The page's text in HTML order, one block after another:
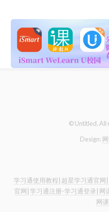
© Untitled. All
Design:
学习通使用教程| 超星学习通官网|
官网| 学习通注册-学习通登录| 网
网